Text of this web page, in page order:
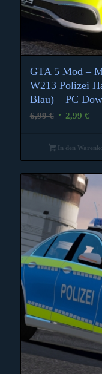
GTA 5 Mod –
W213 Polizei
Blau) – PC
6,99€
war:
2,99 €
In den